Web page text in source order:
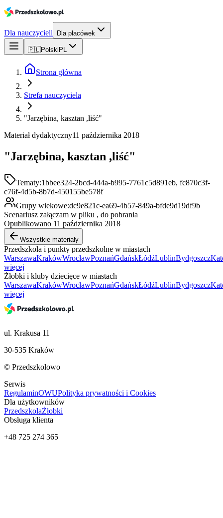
Dla nauczycieli Dla placówek
🇵🇱Polski PL
Strona główna
Strefa nauczyciela
"Jarzębina, kasztan ,liść"
Materiał dydaktyczny11 października 2018
"Jarzębina, kasztan ,liść"
Tematy:1bbee324-2bcd-444a-b995-7761c5d891eb, fc870c3f-
c76f-4d5b-8b7d-450155be578f
Grupy wiekowe:dc9e821c-ea69-4b57-849a-bfde9d19df9b
Scenariusz załączam w pliku , do pobrania
Opublikowano 11 października 2018
Wszystkie materiały
Przedszkola i punkty przedszkolne w miastach
WarszawaKrakówWrocławPoznańGdańskŁódźLublinBydgoszcz
więcej
Żłobki i kluby dziecięce w miastach
WarszawaKrakówWrocławPoznańGdańskŁódźLublinBydgoszcz
więcej
ul. Krakusa 11
30-535 Kraków
© Przedszkolowo
Serwis
RegulaminOWUPolityka prywatności i Cookies
Dla użytkowników
PrzedszkolaŻłobki
Obsługa klienta
+48 725 274 365